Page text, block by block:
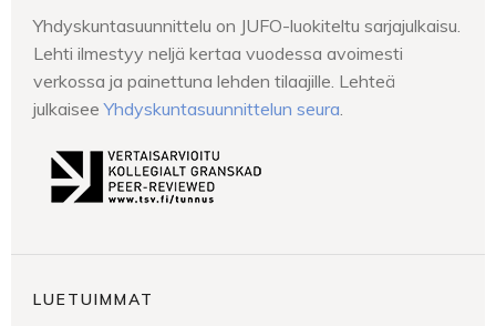
Yhdyskuntasuunnittelu on JUFO-luokiteltu sarjajulkaisu.
Lehti ilmestyy neljä kertaa vuodessa avoimesti
verkossa ja painettuna lehden tilaajille. Lehteä
julkaiseeYhdyskuntasuunnittelun seura.
LUETUIMMAT